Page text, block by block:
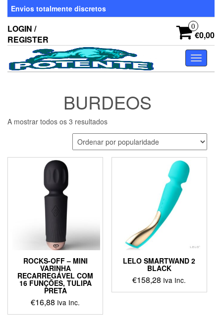
Skip
the
content
Envios totalmente discretos
LOGIN /
REGISTER
0
€0,00
Toggle
BURDEOS
A mostrar todos os 3 resultadosOrdenado
por
popularidade
ROCKS-OFF – MINI
VARINHA
RECARREGÁVEL COM
16 FUNÇÕES, TULIPA
PRETA
€16,88 Iva Inc.
This
LELO SMARTWAND 2
BLACK
€158,28 Iva Inc.
This